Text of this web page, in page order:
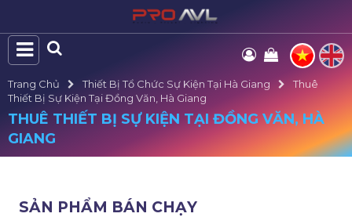
Trang Chủ Thiết Bị Tổ Chức Sự Kiện Tại Hà Giang
Thuê
Thiết Bị Sự Kiện Tại Đồng Văn, Hà Giang
THUÊ THIẾT BỊ SỰ KIỆN TẠI ĐỒNG VĂN, HÀ
GIANG
SẢN PHẨM BÁN CHẠY